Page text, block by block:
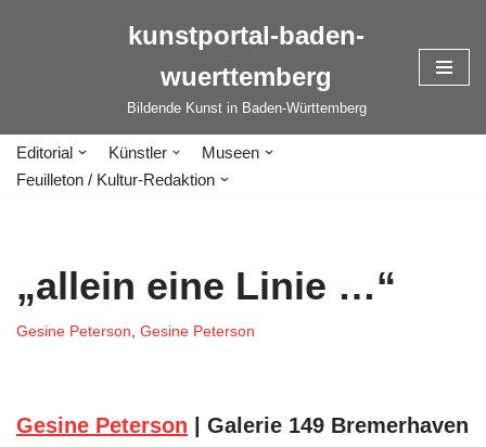
kunstportal-baden-
wuerttemberg
Bildende Kunst in Baden-Württemberg
Editorial Künstler
Museen
Feuilleton / Kultur-Redaktion
„allein eine Linie …“
Gesine Peterson, Gesine Peterson
Gesine Peterson | Galerie 149 Bremerhaven